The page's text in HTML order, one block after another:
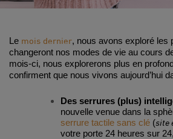
Le mois dernier, nous avons exploré les
changeront nos modes de vie au cours
mois-ci, nous explorerons plus en
confirment que nous vivons aujourd’hui
Des serrures (plus)
nouvelle venue dans la
serrure tactile sans clé (site
votre porte 24 heures sur